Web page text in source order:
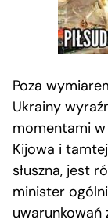
Poza
Ukrainy
momentami
Kijowa i
słuszna, jest
minister
uwarunkowań